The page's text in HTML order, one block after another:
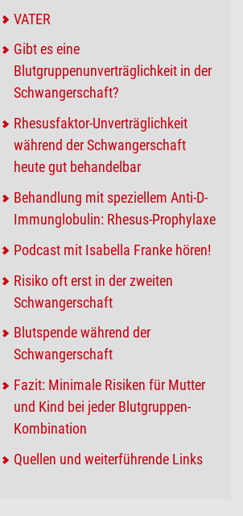
VATER
Gibt es eine
Blutgruppenunverträglichkeit in der
Schwangerschaft?
Rhesusfaktor-Unverträglichkeit
während der Schwangerschaft
heute gut behandelbar
Behandlung mit speziellem Anti-D-
Immunglobulin: Rhesus-Prophylaxe
Podcast mit Isabella Franke hören!
Risiko oft erst in der zweiten
Schwangerschaft
Blutspende während der
Schwangerschaft
Fazit: Minimale Risiken für Mutter
und Kind bei jeder Blutgruppen-
Kombination
Quellen und weiterführende Links